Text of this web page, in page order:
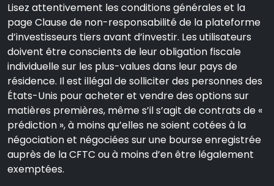
Lisez attentivement les conditions générales et la
page Clause de non-responsabilité de la plateforme
d’investisseurs tiers avant d’investir. Les utilisateurs
doivent être conscients de leur obligation fiscale
individuelle sur les plus-values dans leur pays de
résidence. Il est illégal de solliciter des personnes des
États-Unis pour acheter et vendre des options sur
matières premières, même s’il s’agit de contrats de «
prédiction », à moins qu’elles ne soient cotées à la
négociation et négociées sur une bourse enregistrée
auprès de la CFTC ou à moins d’en être légalement
exemptées.